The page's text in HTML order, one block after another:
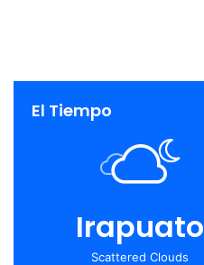
El Tiempo
Irapuato
Scattered Clouds